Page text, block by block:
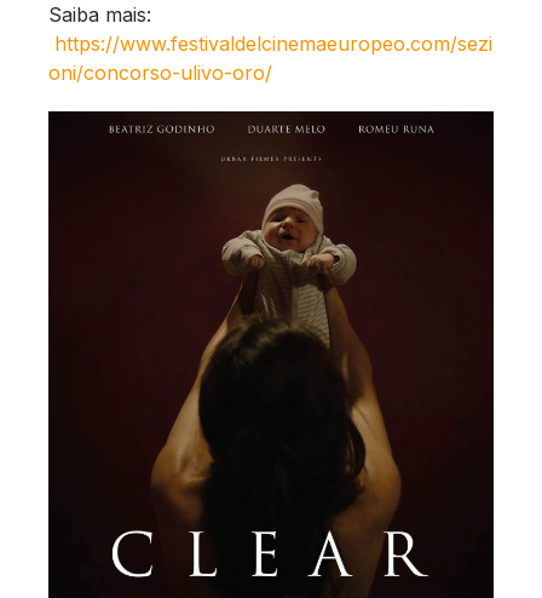
Saiba mais:
https://www.festivaldelcinemaeuropeo.com/sezi
oni/concorso-ulivo-oro/